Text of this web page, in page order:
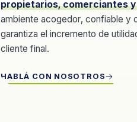
propietarios, comerciantes
ambiente acogedor, confiable y
garantiza el incremento de
cliente final.
HABLÁ CON NOSOTROS